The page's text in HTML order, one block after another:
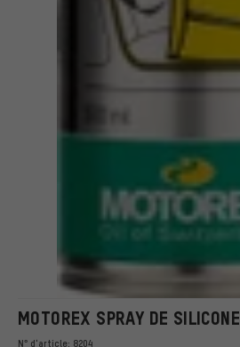
MOTOREX SPRAY DE SILICONE
N° d'article: 8204